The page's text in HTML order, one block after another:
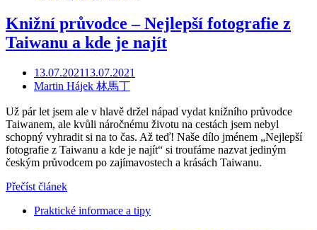
Knižní průvodce – Nejlepší fotografie z
Taiwanu a kde je najít
13.07.202113.07.2021
Martin Hájek 林馬丁
Už pár let jsem ale v hlavě držel nápad vydat knižního průvodce
Taiwanem, ale kvůli náročnému životu na cestách jsem nebyl
schopný vyhradit si na to čas. Až teď! Naše dílo jménem „Nejlepší
fotografie z Taiwanu a kde je najít“ si troufáme nazvat jediným
českým průvodcem po zajímavostech a krásách Taiwanu.
Přečíst článek
Praktické informace a tipy